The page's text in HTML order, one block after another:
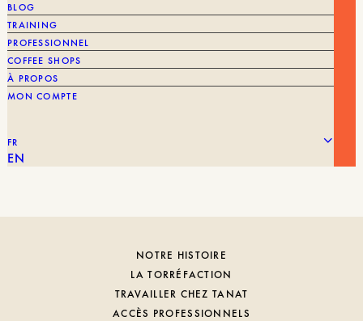
BLOG
TRAINING
PROFESSIONNEL
COFFEE SHOPS
À PROPOS
MON COMPTE
FR
EN
MOKA EXPRESS
22,90€ 28,00€
NOTRE HISTOIRE
LA TORRÉFACTION
TRAVAILLER CHEZ TANAT
ACCÈS PROFESSIONNELS